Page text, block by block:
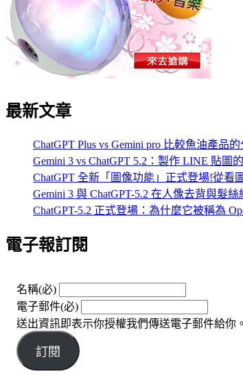
最新文章
ChatGPT Plus vs Gemini pro 比較魚油產品
Gemini 3 vs ChatGPT 5.2：製作 LINE 貼圖
ChatGPT 全新「圖像功能」正式登場!從看
Gemini 3 與 ChatGPT-5.2 在人像去背與髮
ChatGPT-5.2 正式登場：為什麼它被稱為
電子報訂閱
名稱(必)
電子郵件(必)
送出資訊即表示你授權我們傳送電子郵件給你
訂閱